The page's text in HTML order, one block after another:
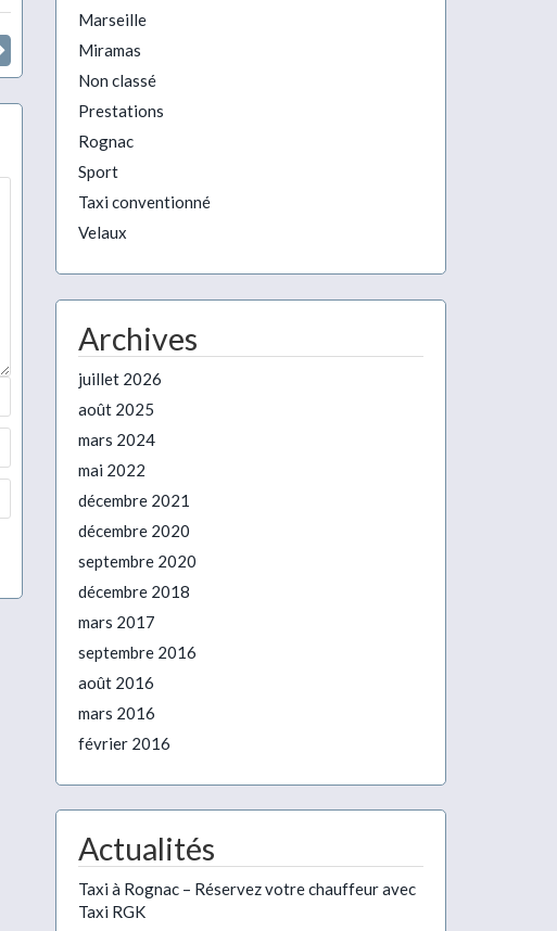
Marseille
Miramas
Non classé
Prestations
Rognac
Sport
Taxi conventionné
Velaux
Archives
juillet 2026
août 2025
mars 2024
mai 2022
décembre 2021
décembre 2020
septembre 2020
décembre 2018
mars 2017
septembre 2016
août 2016
mars 2016
février 2016
Actualités
Taxi à Rognac – Réservez votre chauffeur avec
Taxi RGK